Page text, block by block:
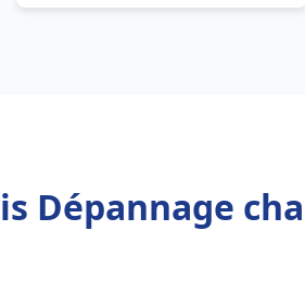
Dépannage